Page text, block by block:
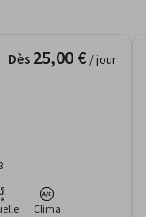
Dès 25,00 € / jour
Clima